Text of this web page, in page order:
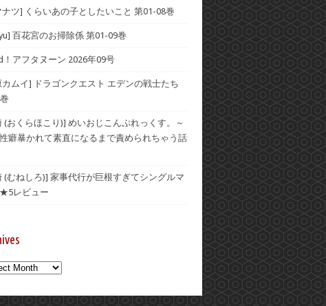
ツ] くらいあの子としたいこと 第01-08巻
百花宮のお掃除係 第01-09巻
！アフタヌーン 2026年09号
ムイ] ドラゴンクエスト エデンの戦士たち
(おくらほこり)] めいおじこんぷれっくす。～
癖暴かれて素直になるまで責められちゃう話
(むねしろ)] 家事代行が巨根すぎてシングルマ
レビュー